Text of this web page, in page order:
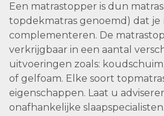
Een matrastopper is dun
topdekmatras genoemd) dat je
complementeren. De
verkrijgbaar in een aantal
uitvoeringen zoals:
of gelfoam. Elke soort
eigenschappen. Laat u
onafhankelijke slaapspecialisten.